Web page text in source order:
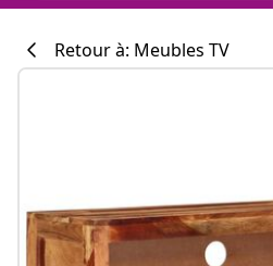
Retour à: Meubles TV